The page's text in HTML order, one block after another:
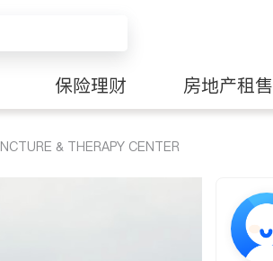
保险理财 房地产租售
& THERAPY CENTER